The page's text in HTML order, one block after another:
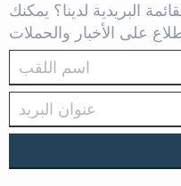
البريدية لدينا؟ يمكنك